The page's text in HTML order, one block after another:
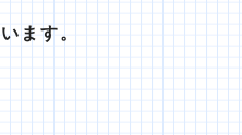
ます。